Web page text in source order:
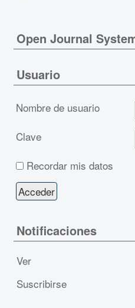
Open Journal
Usuario
Nombre de usuario
Clave
Recordar mis datos
Notificaciones
Ver
Suscribirse